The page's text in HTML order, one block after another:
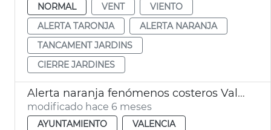
NORMAL
VENT
VIENTO
ALERTA TARONJA
ALERTA NARANJA
TANCAMENT JARDINS
CIERRE JARDINES
Alerta naranja fenómenos costeros València
modificado hace 6 meses
AYUNTAMIENTO
VALENCIA